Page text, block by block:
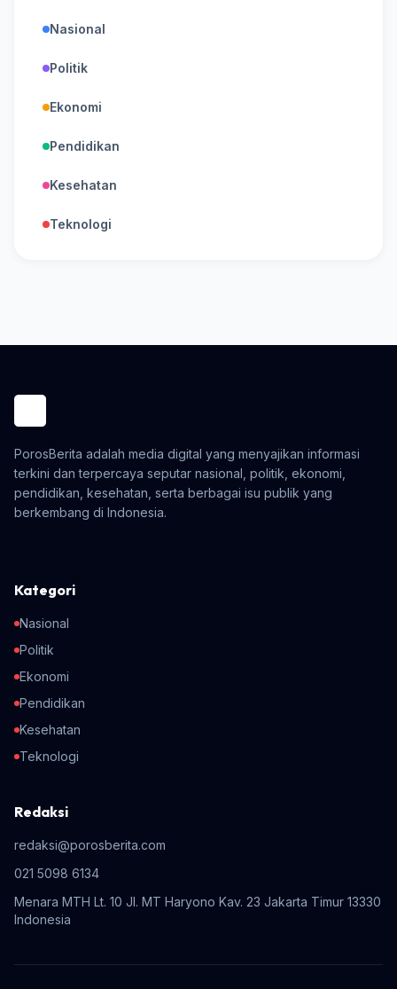
Nasional
Politik
Ekonomi
Pendidikan
Kesehatan
Teknologi
PorosBerita adalah media digital yang menyajikan informasi
terkini dan terpercaya seputar nasional, politik, ekonomi,
pendidikan, kesehatan, serta berbagai isu publik yang
berkembang di Indonesia.
Kategori
Nasional
Politik
Ekonomi
Pendidikan
Kesehatan
Teknologi
Redaksi
redaksi@porosberita.com
021 5098 6134
Menara MTH Lt. 10 Jl. MT Haryono Kav. 23 Jakarta Timur 13330
Indonesia